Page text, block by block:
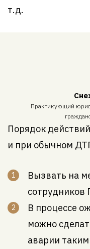
т.д.
Практикующий
Порядок
и при обычном
Вызвать на
сотрудников
В процессе
можно
аварии